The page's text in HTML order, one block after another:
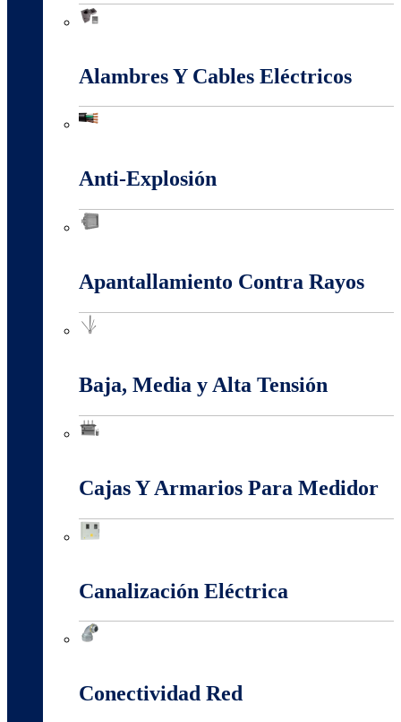
Alambres Y Cables Eléctricos
Anti-Explosión
Apantallamiento Contra Rayos
Baja, Media y Alta Tensión
Cajas Y Armarios Para Medidor
Canalización Eléctrica
Conectividad Red